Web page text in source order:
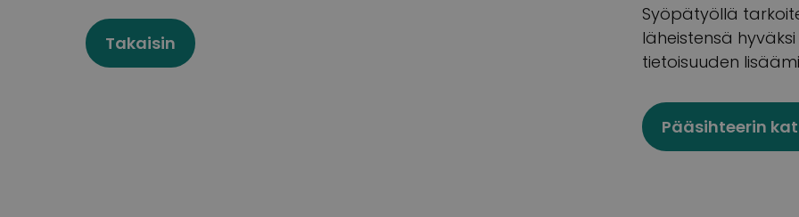
Takaisin
Syöpätyöllä
läheistensä
tietoisuuden
Pääsihteerin